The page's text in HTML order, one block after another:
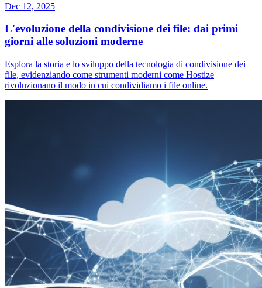
Dec 12, 2025
L'evoluzione della condivisione dei file: dai primi
giorni alle soluzioni moderne
Esplora la storia e lo sviluppo della tecnologia di condivisione dei
file, evidenziando come strumenti moderni come Hostize
rivoluzionano il modo in cui condividiamo i file online.